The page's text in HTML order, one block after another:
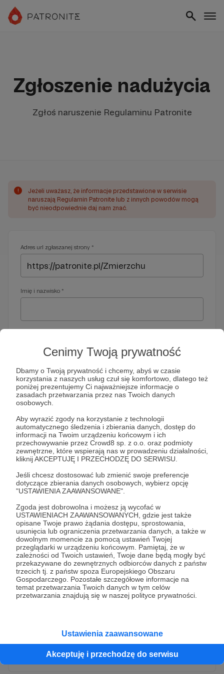
Cenimy Twoją prywatność
Dbamy o Twoją prywatność i chcemy, abyś w czasie
korzystania z naszych usług czuł się komfortowo, dlatego też
poniżej prezentujemy Ci najważniejsze informacje o
zasadach przetwarzania przez nas Twoich danych
osobowych.
Aby wyrazić zgody na korzystanie z technologii
automatycznego śledzenia i zbierania danych, dostęp do
informacji na Twoim urządzeniu końcowym i ich
przechowywanie przez Crowd8 sp. z o.o. oraz podmioty
zewnętrzne, które wspierają nas w prowadzeniu działalności,
kliknij AKCEPTUJĘ I PRZECHODZĘ DO SERWISU.
Jeśli chcesz dostosować lub zmienić swoje preferencje
dotyczące zbierania danych osobowych, wybierz opcję
"USTAWIENIA ZAAWANSOWANE".
Zgoda jest dobrowolna i możesz ją wycofać w
USTAWIENIACH ZAAWANSOWANYCH, gdzie jest także
opisane Twoje prawo żądania dostępu, sprostowania,
usunięcia lub ograniczenia przetwarzania danych, a także w
dowolnym momencie za pomocą ustawień Twojej
przeglądarki w urządzeniu końcowym. Pamiętaj, że w
zależności od Twoich ustawień, Twoje dane będą mogły być
przekazywane do zewnętrznych odbiorców danych z państw
trzecich tj. z państw spoza Europejskiego Obszaru
Gospodarczego. Pozostałe szczegółowe informacje na
temat przetwarzania Twoich danych w tym celów
przetwarzania znajdują się w naszej polityce prywatności.
Ustawienia zaawansowane
Akceptuję i przechodzę do serwisu
Zgłoszenie nadużycia
Zgłoś naruszenie Regulaminu Patronite
!
Jeżeli uważasz, że informacje przedstawione w serwisie
naruszają Regulamin Patronite lub z innych powodów mogą
być nieodpowiednie daj nam znać.
Adres url zgłaszanej strony *
Imię i nazwisko *
Telefon *
dodatkowe pytania
Treść wiadomości *
* Wyrażam zgodę na przetwarzanie moich danych
osobowych przez Patronite
Administratorem Twoich danych osobowych jest Crowd8 sp. z o.o.
z siedziba w Warszawie, ul. Żwirki i Wigury 16, 02-092 Warszawa.
Twoje dane osobowe będą przetwarzane w szczególności w celu
wykonania umowy zawartej z Tobą, w tym do umożliwienia
Gwarantujemy spełnienie wszystkich Twoich praw wynikających
z ogólnego rozporządzenia o ochronie danych, tj. prawo dostępu,
sprostowania oraz usunięcia Twoich danych, ograniczenia ich
rozwiń zgodę
Wyślij zgłoszenie